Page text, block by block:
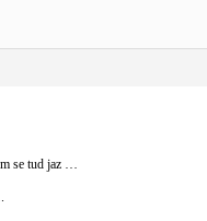
se tud jaz …